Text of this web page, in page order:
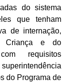
do sistema
que tenham
de internação,
Criança e do
requisitos
do Programa de